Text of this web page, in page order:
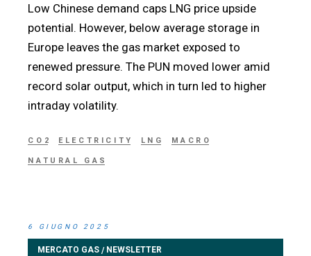
Low Chinese demand caps LNG price upside
potential. However, below average storage in
Europe leaves the gas market exposed to
renewed pressure. The PUN moved lower amid
record solar output, which in turn led to higher
intraday volatility.
CO2 ELECTRICITY LNG MACRO
NATURAL GAS
6 GIUGNO 2025
MERCATO GAS / NEWSLETTER